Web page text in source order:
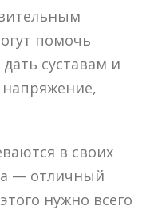
помочь
суставам и
в своих
— отличный
нужно всего